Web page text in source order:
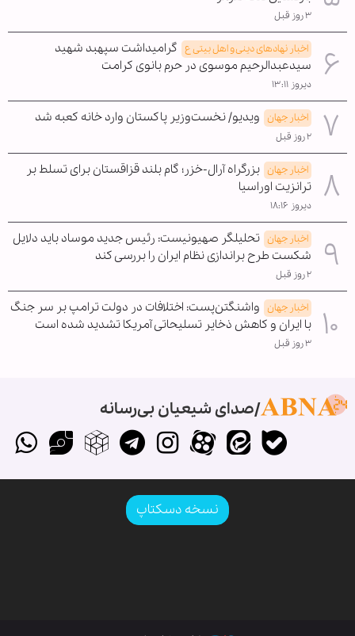
۳ روز قبل
اخبار نهادهای دینی و اهل بیتی ع گرامیداشت سپهبد شهید
سیدعبدالرحیم موسوی در حرم بانوی کرامت
دیروز ۱۳:۱۱
اخبار جهان ویدیو/ نخست‌وزیر پاکستان وارد خانه کعبه شد
۲ روز قبل
اخبار جهان بزرگراه آرال-خزر؛ گام بلند قزاقستان برای تسلط بر
ترانزیت اوراسیا
دیروز ۱۸:۱۶
اخبار جهان تحلیلگر صهیونیست: رئیس جدید موساد باید دلایل
شکست طرح براندازی نظام ایران را بررسی کند
۲ روز قبل
اخبار جهان واشنگتن‌پست: اختلافات در دولت ترامپ بر سر جنگ
با ایران و کاهش ذخایر تسلیحاتی آمریکا تشدید شده است
۳ روز قبل
صدای شیعیان بی‌رسانه
نسخه دسکتاپ